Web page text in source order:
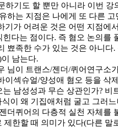
하기도 할 뿐만 아니라 이번
하는 지점은 나에게 또 다른
기가 어려운 것은 어떤 지점
다는 점이다. 즉 혐오 논의
뾰족한 수가 있는 것은 아니
남는다.
님이 트랜스/젠더/퀴어연구
이섹슈얼/양성애 혐오 등을
남성성과 무슨 상관인가?
이 왜 기집애처럼 굴고 그러
더퀴어의 다층적 실천 자체
제한할 때 의미가 있다(다른